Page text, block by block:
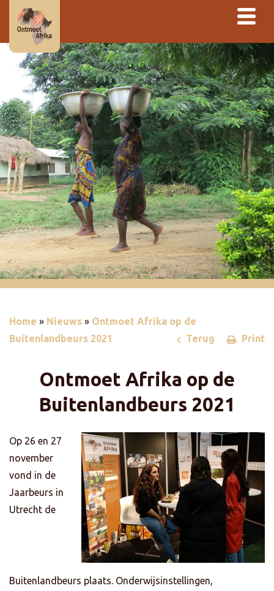
Home » Nieuws » Ontmoet Afrika op de
Buitenlandbeurs 2021
Print
Terug
Ontmoet Afrika op de
Buitenlandbeurs 2021
Op 26 en 27
november
vond in de
Jaarbeurs in
Utrecht de
Buitenlandbeurs plaats. Onderwijsinstellingen,